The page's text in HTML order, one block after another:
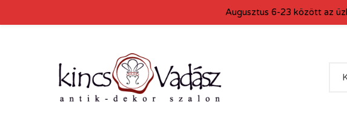
Augusztus 6-23 között az